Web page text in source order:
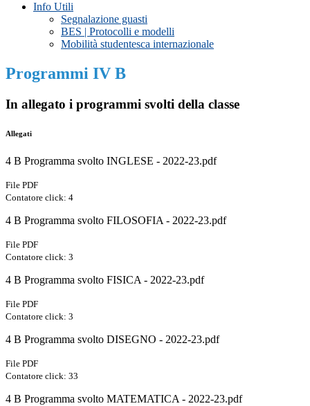
Info Utili
Segnalazione guasti
BES | Protocolli e modelli
Mobilità studentesca internazionale
Programmi IV B
In allegato i programmi svolti della classe
Allegati
4 B Programma svolto INGLESE - 2022-23.pdf
File PDF
Contatore click: 4
4 B Programma svolto FILOSOFIA - 2022-23.pdf
File PDF
Contatore click: 3
4 B Programma svolto FISICA - 2022-23.pdf
File PDF
Contatore click: 3
4 B Programma svolto DISEGNO - 2022-23.pdf
File PDF
Contatore click: 33
4 B Programma svolto MATEMATICA - 2022-23.pdf